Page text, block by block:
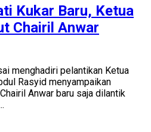
Kukar Baru, Ketua
Chairil Anwar
menghadiri pelantikan Ketua
Rasyid menyampaikan
Anwar baru saja dilantik